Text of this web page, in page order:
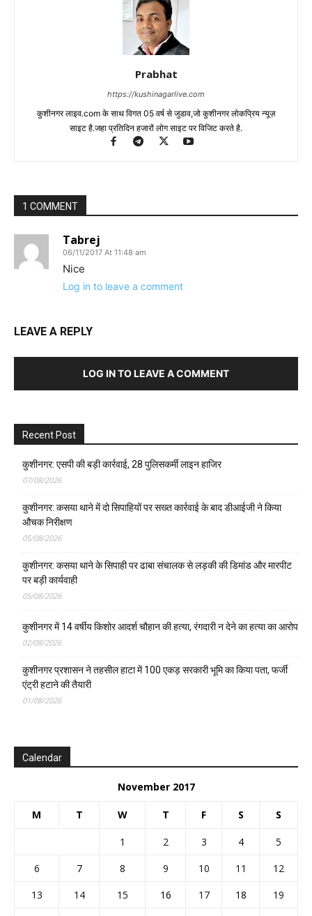
Prabhat
https://kushinagarlive.com
कुशीनगर लाइव.com के साथ विगत 05 वर्ष से जुडाव,जो कुशीनगर लोकप्रिय न्यूज़
साइट है.जहा प्रतिदिन हजारों लोग साइट पर विजिट करते है.
1 COMMENT
Tabrej
06/11/2017 At 11:48 am
Nice
Log in to leave a comment
LEAVE A REPLY
LOG IN TO LEAVE A COMMENT
Recent Post
कुशीनगर: एसपी की बड़ी कार्रवाई, 28 पुलिसकर्मी लाइन हाजिर
07/08/2026
कुशीनगर: कसया थाने में दो सिपाहियों पर सख्त कार्रवाई के बाद डीआईजी ने किया
औचक निरीक्षण
05/08/2026
कुशीनगर: कसया थाने के सिपाही पर ढाबा संचालक से लड़की की डिमांड और मारपीट
पर बड़ी कार्यवाही
05/08/2026
कुशीनगर में 14 वर्षीय किशोर आदर्श चौहान की हत्या, रंगदारी न देने का हत्या का आरोप
02/08/2026
कुशीनगर प्रशासन ने तहसील हाटा में 100 एकड़ सरकारी भूमि का किया पता, फर्जी
एंट्री हटाने की तैयारी
01/08/2026
Calendar
November 2017
M T W T F S S
1 2 3 4
5
6
7 8 9 10 11
12
13
14 15 16 17 18
19